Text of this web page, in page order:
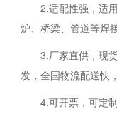
2.适配性强，适
炉、桥梁、管道等焊
3.厂家直供，现
发，全国物流配送快
4.可开票，可定